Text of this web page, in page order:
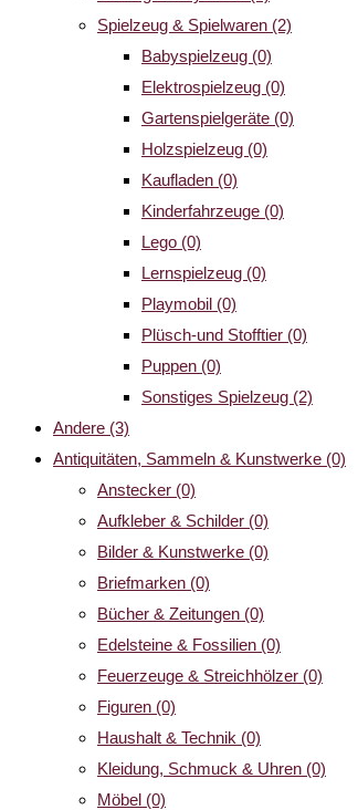
Spielzeug & Spielwaren (2)
Babyspielzeug (0)
Elektrospielzeug (0)
Gartenspielgeräte (0)
Holzspielzeug (0)
Kaufladen (0)
Kinderfahrzeuge (0)
Lego (0)
Lernspielzeug (0)
Playmobil (0)
Plüsch-und Stofftier (0)
Puppen (0)
Sonstiges Spielzeug (2)
Andere (3)
Antiquitäten, Sammeln & Kunstwerke (0)
Anstecker (0)
Aufkleber & Schilder (0)
Bilder & Kunstwerke (0)
Briefmarken (0)
Bücher & Zeitungen (0)
Edelsteine & Fossilien (0)
Feuerzeuge & Streichhölzer (0)
Figuren (0)
Haushalt & Technik (0)
Kleidung, Schmuck & Uhren (0)
Möbel (0)